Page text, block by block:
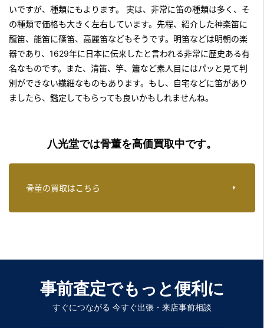
いですが、種類にもよります。 実は、非常に笛の種類は多く、そ
の種類で価格も大きく左右しています。先程、紹介した神楽笛に
龍笛、能笛に篠笛、高麗笛などもそうです。明笛などは明朝の楽
器であり、1629年に日本に伝来したと言われる非常に歴史ある有
名なものです。また、清笛、竽、簫など素人目にはパッと見て判
別ができない繊細なものもあります。もし、自宅などに笛があり
ましたら、鑑定してもらっても良いかもしれませんね。
八光堂では骨董を高価買取中です。
骨董の買取はこちら
事前査定でもっと便利に
すぐにつながる 今すぐ出張・来店事前相談